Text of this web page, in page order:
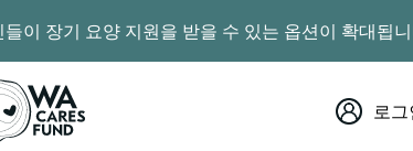
이 장기 요양 지원을 받을 수 있는 옵션이 확대됩
로그